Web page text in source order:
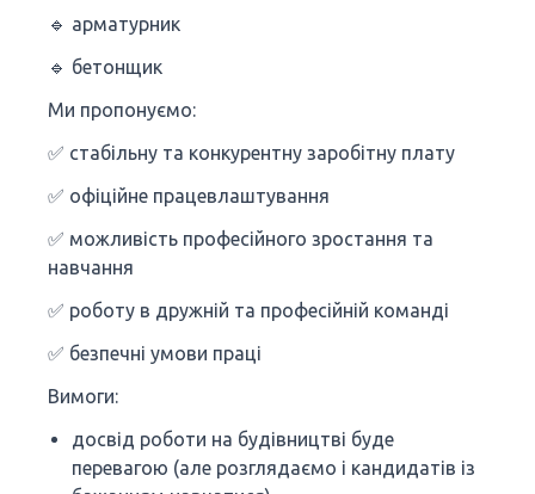
🔹 арматурник
🔹 бетонщик
Ми пропонуємо:
✅ стабільну та конкурентну заробітну плату
✅ офіційне працевлаштування
✅ можливість професійного зростання та
навчання
✅ роботу в дружній та професійній команді
✅ безпечні умови праці
Вимоги:
досвід роботи на будівництві буде
перевагою (але розглядаємо і кандидатів із